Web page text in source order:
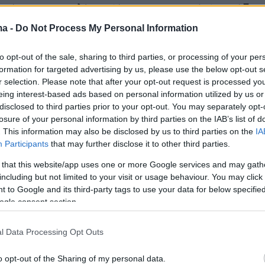
- Do Not Process My Personal Information
opt-out of the sale, sharing to third parties, or processing of your
for targeted advertising by us, please use the below opt-out
selection. Please note that after your opt-out request is processed
interest-based ads based on personal information utilized by us
to third parties prior to your opt-out. You may separately
of your personal information by third parties on the IAB’s list of
This information may also be disclosed by us to third parties on the
Participants that may further disclose it to other third parties.
that this website/app uses one or more Google services and may
but not limited to your visit or usage behaviour. You may
to Google and its third-party tags to use your data for below
consent section.
Data Processing Opt Outs
opt-out of the Sharing of my personal data.
ανηλίκου (άνω των 14 ετών), πράξη
από γιατρό. Στη συνέχεια παραπέμφθηκε
τότε.
της αστυνομίας: Αστυνομικοί της
Προστασίας Ανηλίκων της Διεύθυνσης
Εγκλημάτων Θεσσαλονίκης, στο
καταγγελίας για κατάχρηση ανηλίκου
από γιατρό, εντόπισαν βραδινές ώρες χθες
και συνέλαβαν τον καταγγελλόμενο, σε
σχηματίσθηκε σχετική δικογραφία.
την καταγγελία, μεσημεριανές ώρες της 08-
ιατρικό ραντεβού, κατά τη διάρκεια